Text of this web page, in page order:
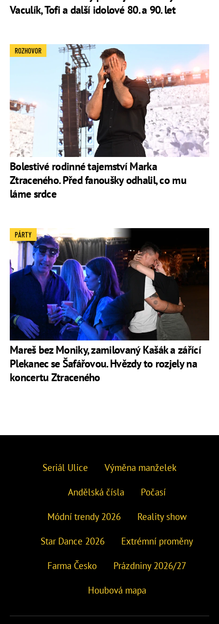
Vaculík, Tofi a další idolové 80. a 90. let
Bolestivé rodinné tajemství Marka
Ztraceného. Před fanoušky odhalil, co mu
láme srdce
ROZHOVOR
Mareš bez Moniky, zamilovaný Kašák a zářící
Plekanec se Šafářovou. Hvězdy to rozjely na
koncertu Ztraceného
PÁRTY
Seriál Ulice Výměna manželek
Andělská čísla Počasí
Módní trendy 2026 Reality show
Star Dance 2026 Extrémní proměny
Farma Česko Prázdniny 2026/27
Houbová mapa